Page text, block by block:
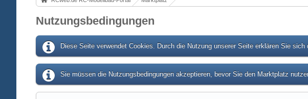
Nutzungsbedingungen
Diese Seite verwendet Cookies. Durch die Nutzung unserer Seite erklären Sie
Sie müssen die Nutzungsbedingungen akzeptieren, bevor Sie den Marktplatz